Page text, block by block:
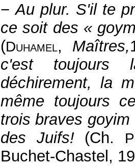
−Au plur. S'il te
ce soit des «
(Duhamel, Maîtres,
c'est toujours
déchirement, la
même toujours
trois braves
des Juifs! (Ch.
Buchet-Chastel ,